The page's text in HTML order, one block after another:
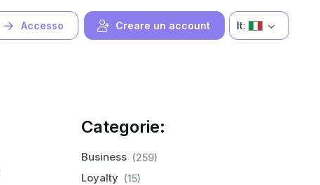
Accesso Creare un account It:
Categorie:
Business (259)
Loyalty (15)